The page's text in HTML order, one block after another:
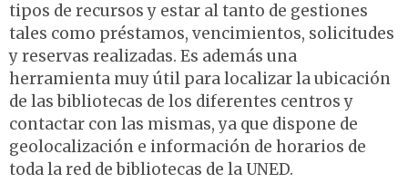
tipos de recursos y estar al tanto de gestiones
tales como préstamos, vencimientos, solicitudes
y reservas realizadas. Es además una
herramienta muy útil para localizar la ubicación
de las bibliotecas de los diferentes centros y
contactar con las mismas, ya que dispone de
geolocalización e información de horarios de
toda la red de bibliotecas de la UNED.